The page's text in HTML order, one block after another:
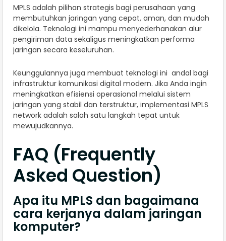
MPLS adalah pilihan strategis bagi perusahaan yang
membutuhkan jaringan yang cepat, aman, dan mudah
dikelola. Teknologi ini mampu menyederhanakan alur
pengiriman data sekaligus meningkatkan performa
jaringan secara keseluruhan.
Keunggulannya juga membuat teknologi ini andal bagi
infrastruktur komunikasi digital modern. Jika Anda ingin
meningkatkan efisiensi operasional melalui sistem
jaringan yang stabil dan terstruktur, implementasi MPLS
network adalah salah satu langkah tepat untuk
mewujudkannya.
FAQ (Frequently
Asked Question)
Apa itu MPLS dan bagaimana
cara kerjanya dalam jaringan
komputer?